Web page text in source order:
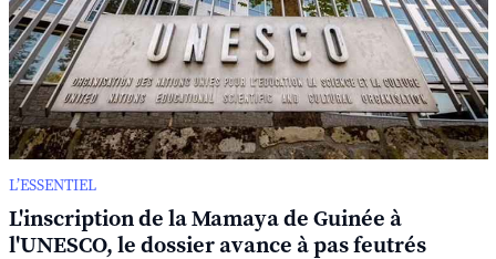
L’ESSENTIEL
L'inscription de la Mamaya de Guinée à
l'UNESCO, le dossier avance à pas feutrés